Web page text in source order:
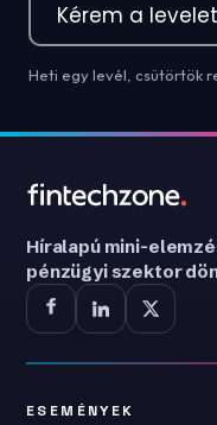
Kérem a levelet
Heti egy levél, csütörtök
Híralapú mini-
pénzügyi szektor
ESEMÉNYEK